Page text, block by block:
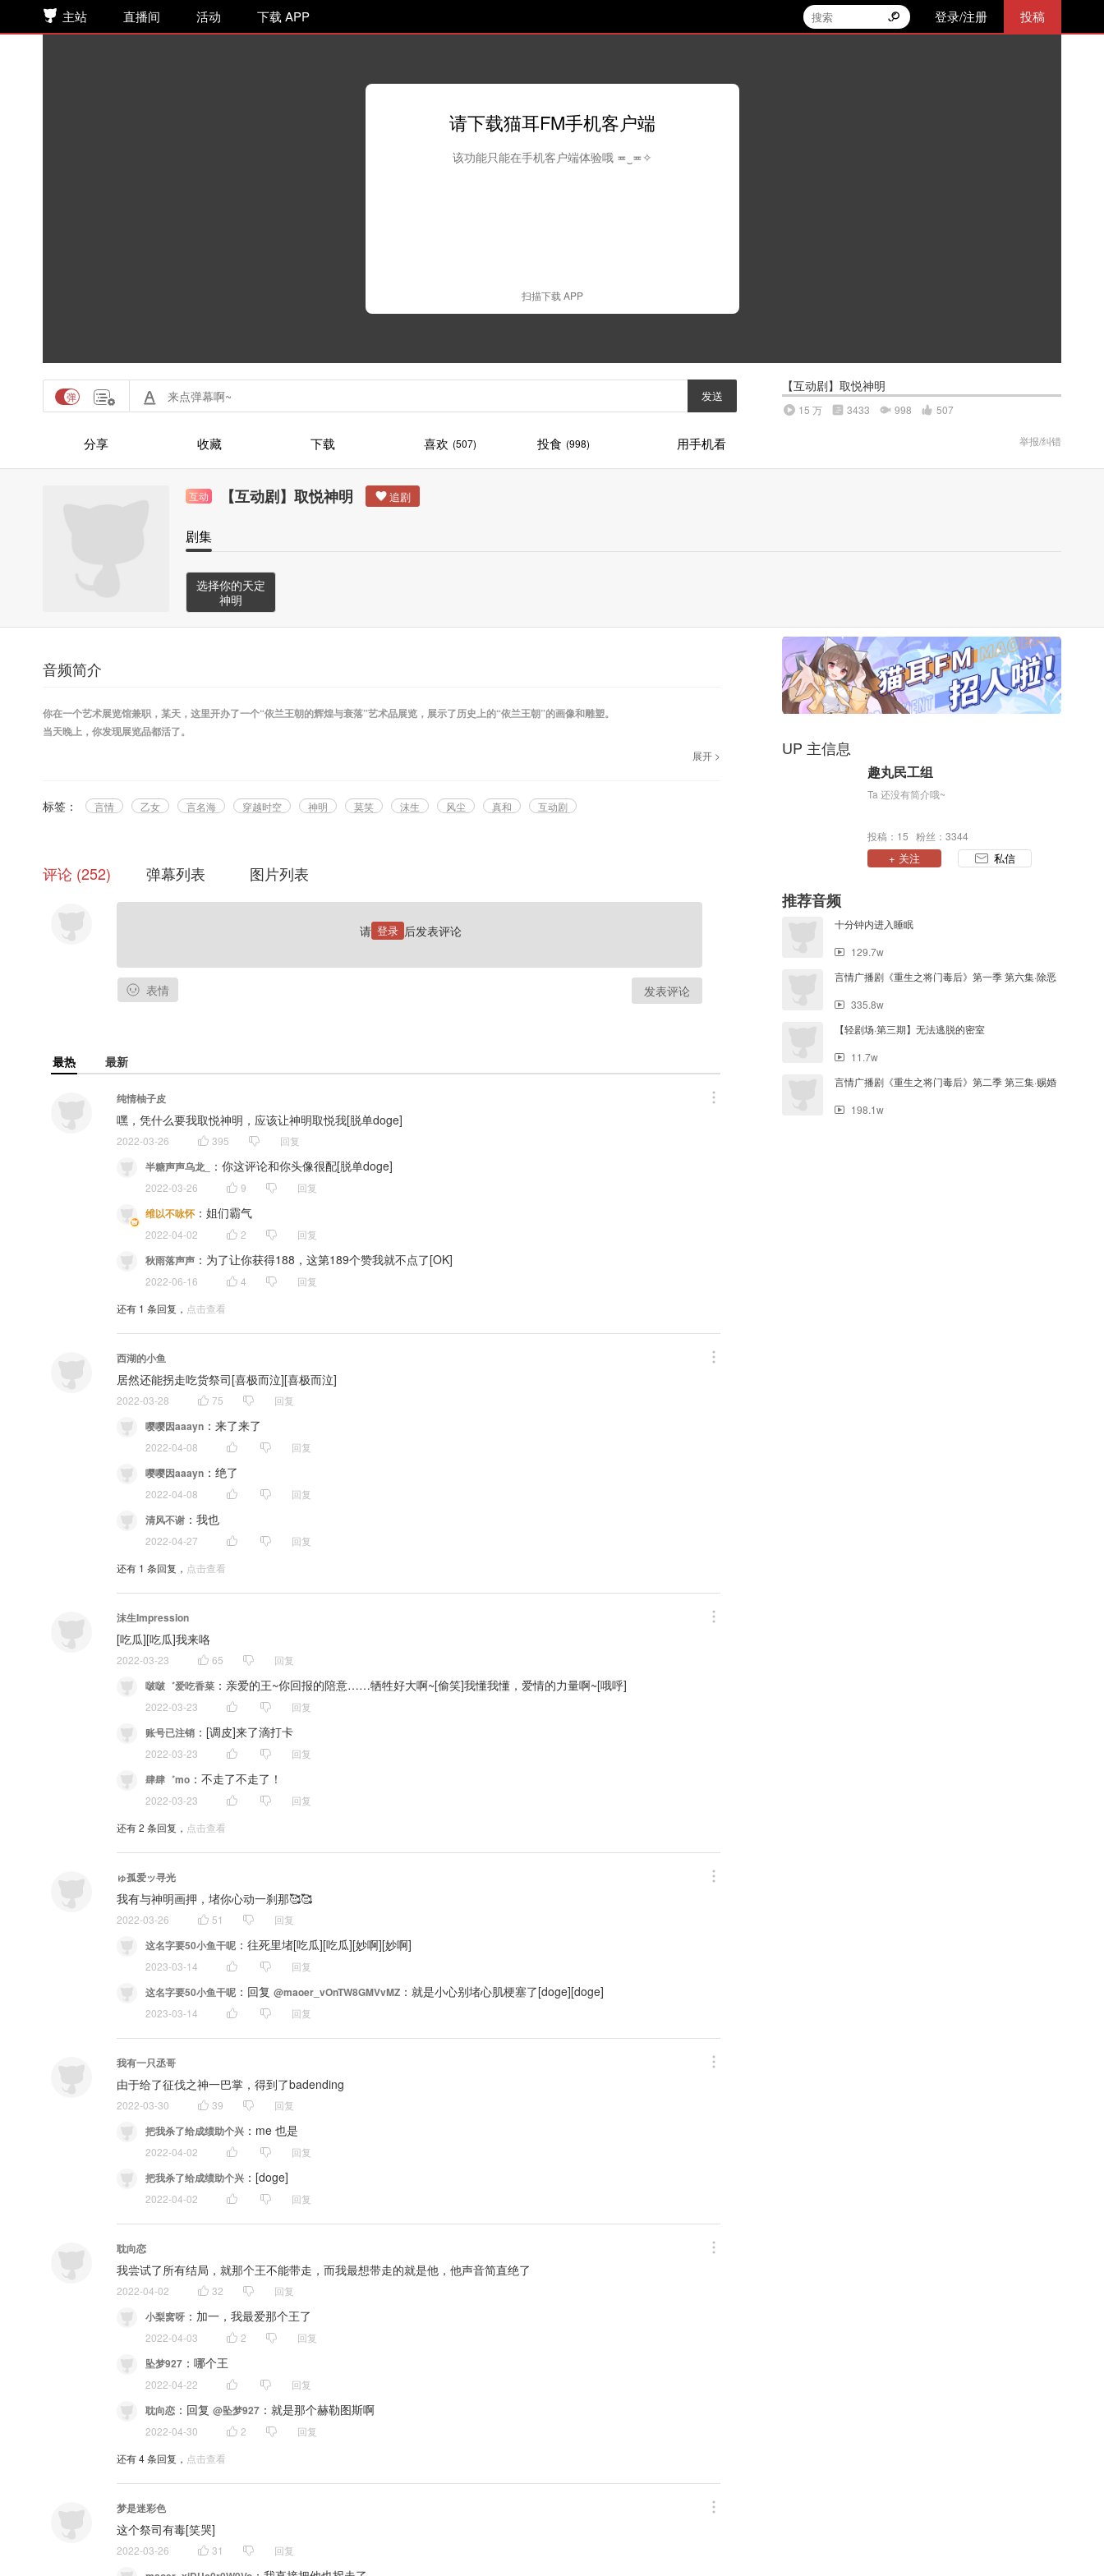
主站 直播间 活动 下载 APP 登录/注册 投稿
请下载猫耳FM手机客户端
该功能只能在手机客户端体验哦 ≖‿≖✧
扫描下载 APP
发送
分享 收藏 下载 喜欢 (507) 投食 (998) 用手机看
【互动剧】取悦神明
15 万 3433 998 507
举报/纠错
互动 【互动剧】取悦神明
剧集
选择你的天定
神明
音频简介
你在一个艺术展览馆兼职，某天，这里开办了一个“依兰王朝的辉煌与衰落”艺术品展览，展示了历史上的“依兰王朝”的画像和雕塑。
当天晚上，你发现展览品都活了。
喀佐：言名海@言名海Umi
祭司：莫笑@纯洁的莫笑
小兵/将领：风尘@风尘_FC【鹿蜀之声】
———————————————————————————————————
-制作组-
立绘绘制：FrozenNorth
字体：iFonts字体素材库
有任何意见建议欢迎评论区或者私信留言~
展开 >
标签： 言情 乙女 言名海 穿越时空 神明 莫笑 沫生 风尘 真和 互动剧
评论 252 弹幕列表 图片列表
请 登录 后发表评论
表情 发表评论
最热 最新
纯情柚子皮
嘿，凭什么要我取悦神明，应该让神明取悦我[脱单doge]
2022-03-26 395 回复
半糖声声乌龙_ ： 你这评论和你头像很配[脱单doge]
2022-03-26 9 回复
维以不咏怀 ： 姐们霸气
2022-04-02 2 回复
秋雨落声声 ： 为了让你获得188，这第189个赞我就不点了[OK]
2022-06-16 4
回复
还有 1 条回复， 点击查看
西湖的小鱼
居然还能拐走吃货祭司[喜极而泣][喜极而泣]
2022-03-28 75 回复
嘤嘤因aaayn ： 来了来了
2022-04-08 回复
嘤嘤因aaayn ： 绝了
2022-04-08 回复
清风不谢 ： 我也
2022-04-27
回复
还有 1 条回复， 点击查看
沫生Impression
[吃瓜][吃瓜]我来咯
2022-03-23 65 回复
啵啵゛爱吃香菜 ： 亲爱的王~你回报的陪意……牺牲好大啊~[偷笑]我懂我懂，爱情的力量啊~[哦呼]
2022-03-23 回复
账号已注销 ： [调皮]来了滴打卡
2022-03-23 回复
肆肆゛mo ： 不走了不走了！
2022-03-23
回复
还有2 条回复， 点击查看
ゅ孤爱ッ寻光
我有与神明画押，堵你心动一刹那🥰🥰
2022-03-26 51 回复
这名字要50小鱼干呢 ： 往死里堵[吃瓜][吃瓜][妙啊][妙啊]
2023-03-14 回复
这名字要50小鱼干呢 ： 回复 @maoer_vOnTW8GMVvMZ ：就是小心别堵心肌梗塞了[doge][doge]
2023-03-14 回复
我有一只丞哥
由于给了征伐之神一巴掌，得到了badending
2022-03-30 39 回复
把我杀了给成绩助个兴 ： me 也是
2022-04-02 回复
把我杀了给成绩助个兴 ： [doge]
2022-04-02 回复
耽向恋
我尝试了所有结局，就那个王不能带走，而我最想带走的就是他，他声音简直绝了
2022-04-02 32 回复
小梨窝呀 ： 加一，我最爱那个王了
2022-04-03 2 回复
坠梦927 ： 哪个王
2022-04-22 回复
耽向恋 ： 回复 @坠梦927 ：就是那个赫勒图斯啊
2022-04-30 2
回复
还有4条回复， 点击查看
梦是迷彩色
这个祭司有毒[笑哭]
2022-03-26 31 回复
UP 主信息
趣丸民工组
Ta 还没有简介哦~
投稿：15 粉丝：3344
+ 关注 私信
推荐音频
十分钟内进入睡眠
129.7w
言情广播剧《重生之将门毒后》第一季 第六集·除恶
335.8w
【轻剧场·第三期】无法逃脱的密室
11.7w
言情广播剧《重生之将门毒后》第二季 第三集·赐婚
198.1w